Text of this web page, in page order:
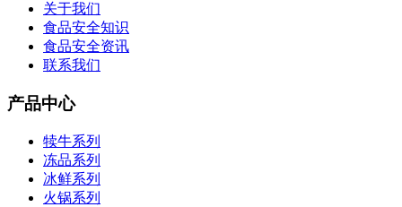
关于我们
食品安全知识
食品安全资讯
联系我们
产品中心
犊牛系列
冻品系列
冰鲜系列
火锅系列